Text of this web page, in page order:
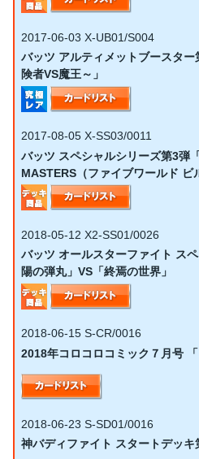
2017-06-03 X-UB01/S004
バッツ アルティメットブースタ
険者VS魔王～」
2017-08-05 X-SS03/0011
バッツ スペシャルシリーズ第3弾
MASTERS（ファイブワールド ビ
2018-05-12 X2-SS01/0026
バッツ オールスターファイト ス
陽の弾丸」VS「終焉の世界」
2018-06-15 S-CR/0016
2018年コロコロコミック７月号 「
2018-06-23 S-SD01/0016
神バディファイト スタートデッキ